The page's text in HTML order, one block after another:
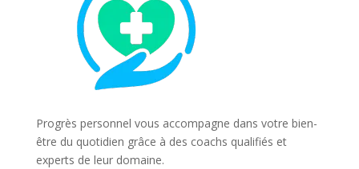
Progrès personnel vous accompagne dans votre bien-
être du quotidien grâce à des coachs qualifiés et
experts de leur domaine.